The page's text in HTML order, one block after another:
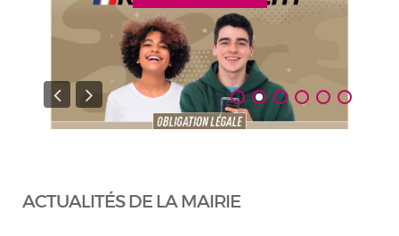
ACTUALITÉS DE LA MAIRIE